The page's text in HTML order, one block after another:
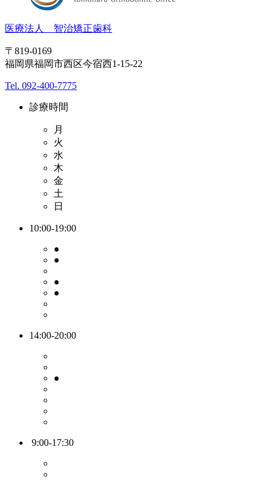
医療法人 智治矯正歯科
〒819-0169
福岡県福岡市西区今宿西1-15-22
Tel. 092-400-7775
診療時間
月
火
水
木
金
土
日
10:00-19:00
●
●
●
●
14:00-20:00
●
9:00-17:30